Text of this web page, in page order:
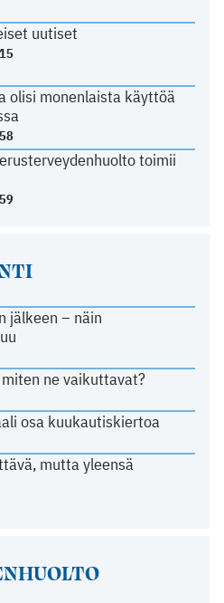
uutiset
olisi monenlaista käyttöä
toimii
jälkeen – näin
ne vaikuttavat?
osa kuukautiskiertoa
mutta yleensä